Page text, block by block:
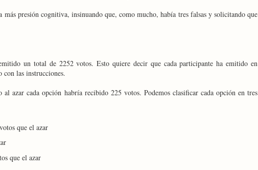
más presión cognitiva, insinuando que, como mucho, había tres falsas y solicitando que
un total de 2252 votos. Esto quiere decir que cada participante ha emitido en
con las instrucciones.
al azar cada opción habría recibido 225 votos. Podemos clasificar cada opción en tres
que el azar
que el azar